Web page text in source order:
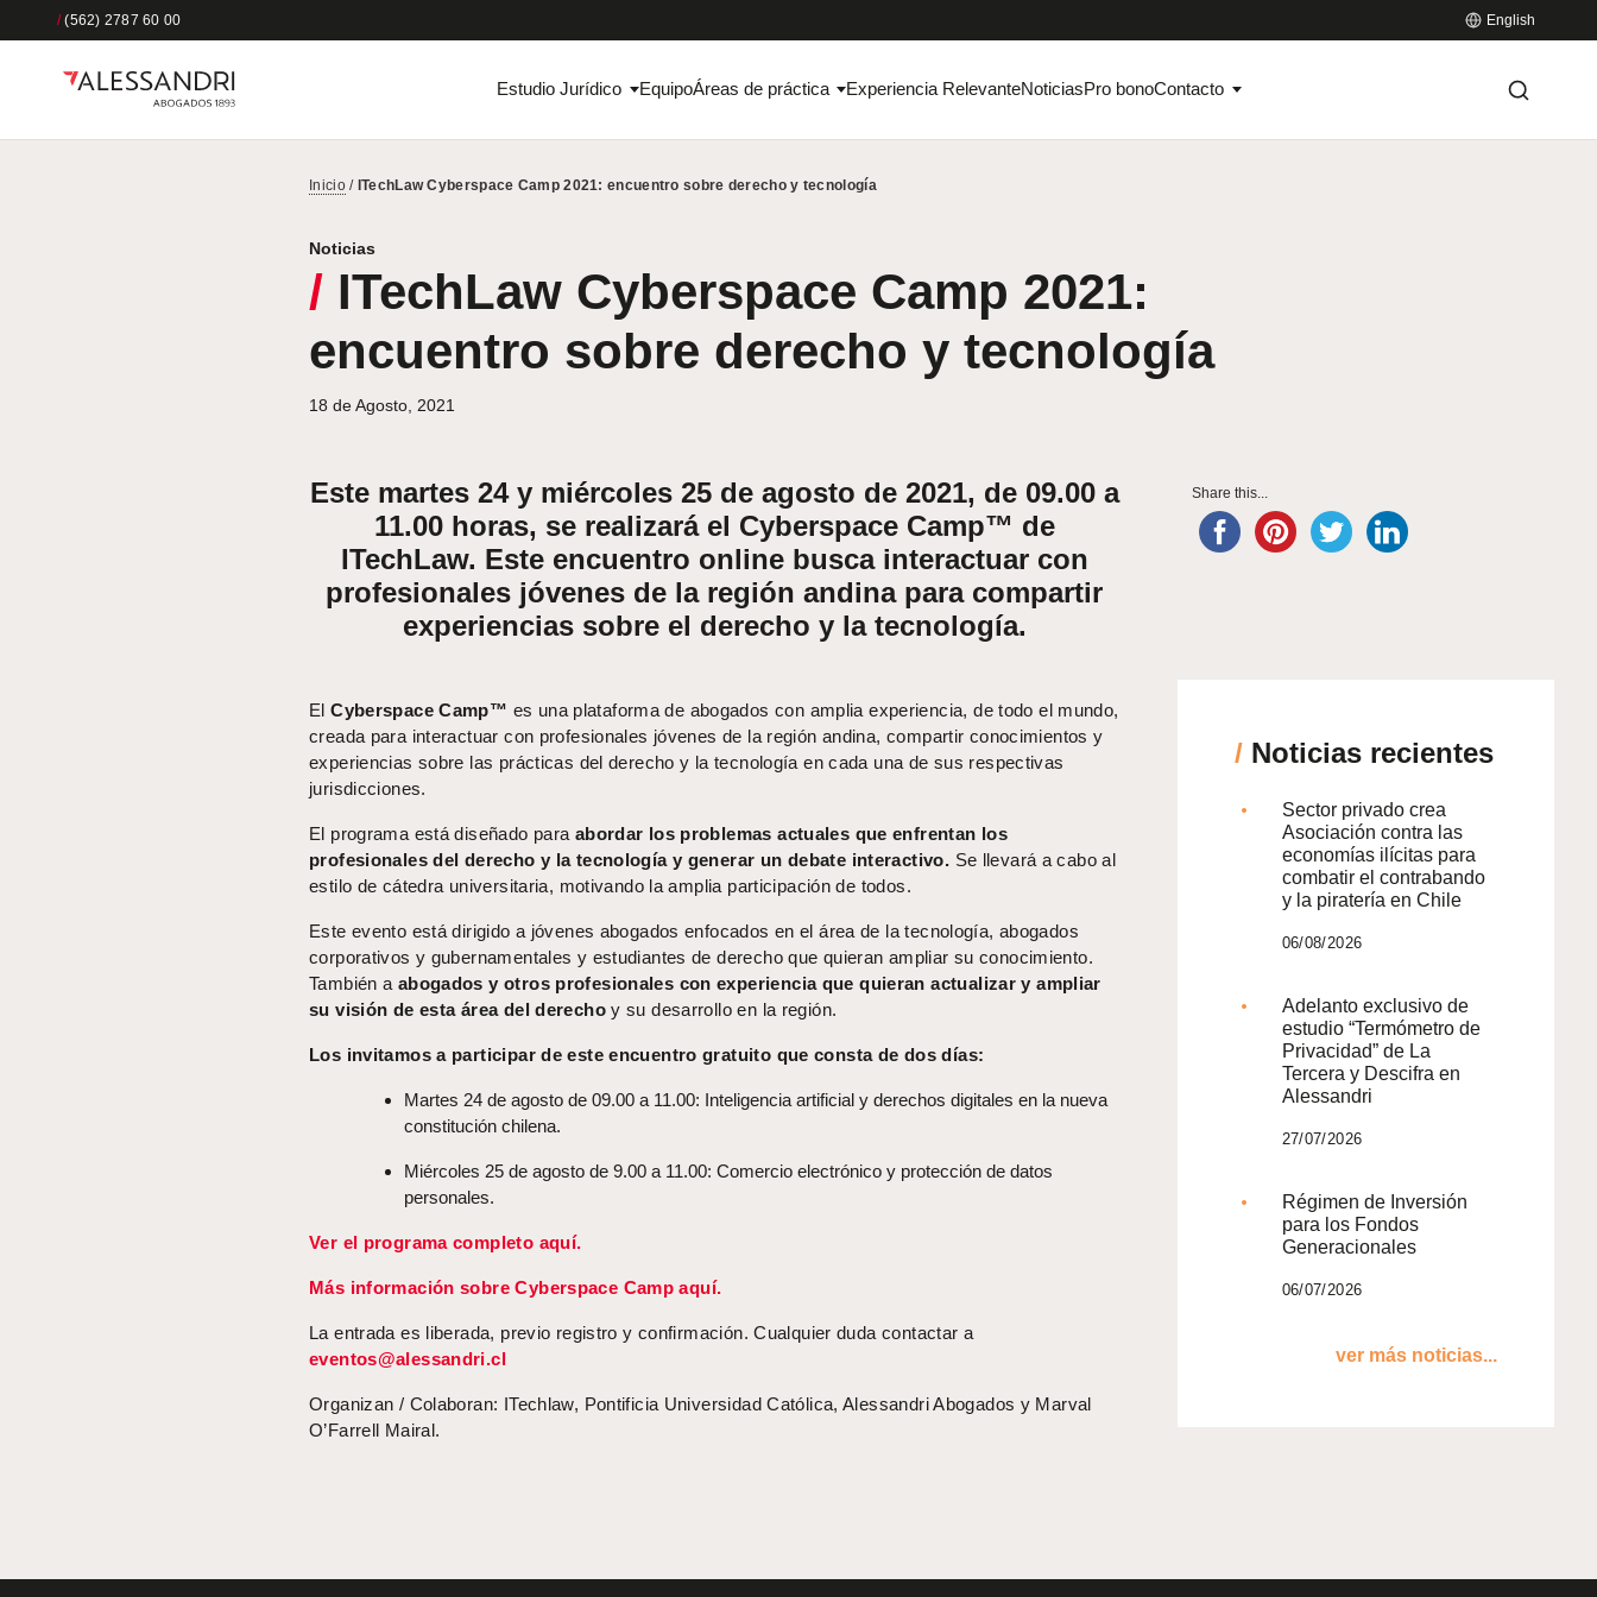
/(562) 2787 60 00 English
Estudio Jurídico EquipoÁreas de práctica Experiencia RelevanteNoticiasPro bonoContacto
Inicio/ ITechLaw Cyberspace Camp 2021: encuentro sobre derecho y tecnología
Noticias
/ ITechLaw Cyberspace Camp 2021:
encuentro sobre derecho y tecnología
18 de Agosto, 2021
Este martes 24 y miércoles 25 de agosto de 2021, de 09.00 a
11.00 horas, se realizará el Cyberspace Camp™ de
ITechLaw. Este encuentro online busca interactuar con
profesionales jóvenes de la región andina para compartir
experiencias sobre el derecho y la tecnología.
ElCyberspace Camp™ es una plataforma de abogados con amplia experiencia, de todo el mundo,
creada para interactuar con profesionales jóvenes de la región andina, compartir conocimientos y
experiencias sobre las prácticas del derecho y la tecnología en cada una de sus respectivas
jurisdicciones.
El programa está diseñado para abordar los problemas actuales que enfrentan los
profesionales del derecho y la tecnología y generar un debate interactivo. Se llevará a cabo al
estilo de cátedra universitaria, motivando la amplia participación de todos.
Este evento está dirigido a jóvenes abogados enfocados en el área de la tecnología, abogados
corporativos y gubernamentales y estudiantes de derecho que quieran ampliar su conocimiento.
También a abogados y otros profesionales con experiencia que quieran actualizar y ampliar
su visión de esta área del derechoy su desarrollo en la región.
Los invitamos a participar de este encuentro gratuito que consta de dos días:
Martes 24 de agosto de 09.00 a 11.00: Inteligencia artificial y derechos digitales en la nueva
constitución chilena.
Miércoles 25 de agosto de 9.00 a 11.00: Comercio electrónico y protección de datos
personales.
Ver el programa completo aquí.
Más información sobre Cyberspace Camp aquí.
La entrada es liberada, previo registro y confirmación. Cualquier duda contactar a
eventos@alessandri.cl
Organizan / Colaboran: ITechlaw, Pontificia Universidad Católica, Alessandri Abogados y Marval
O’Farrell Mairal.
Share this...
/Noticias recientes
Sector privado crea
Asociación contra las
economías ilícitas para
combatir el contrabando
y la piratería en Chile
06/08/2026
Adelanto exclusivo de
estudio “Termómetro de
Privacidad” de La
Tercera y Descifra en
Alessandri
27/07/2026
Régimen de Inversión
para los Fondos
Generacionales
06/07/2026
ver más noticias...